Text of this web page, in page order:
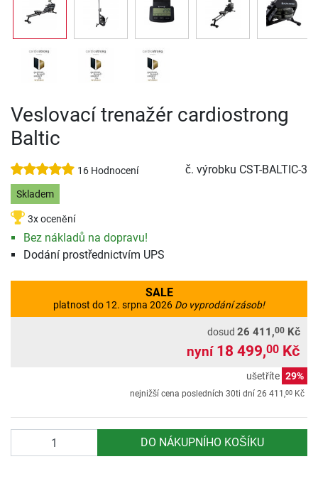
Veslovací trenažér cardiostrong
Baltic
16 Hodnocení č. výrobku CST-BALTIC-3
Skladem
3x ocenění
Bez nákladů na dopravu!
Dodání prostřednictvím UPS
SALE
platnost do 12. srpna 2026 Do vyprodání zásob!
dosud 26 411,00 Kč
nyní 18 499,00 Kč
ušetříte 29%
nejnižší cena posledních 30ti dní 26 411,00 Kč
DO NÁKUPNÍHO KOŠÍKU